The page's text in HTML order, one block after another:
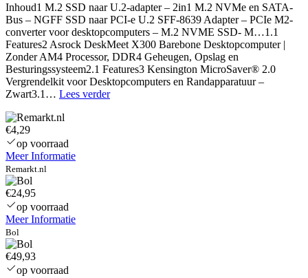
Inhoud1 M.2 SSD naar U.2-adapter – 2in1 M.2 NVMe en SATA-
Bus – NGFF SSD naar PCI-e U.2 SFF-8639 Adapter – PCIe M2-
converter voor desktopcomputers – M.2 NVME SSD- M…1.1
Features2 Asrock DeskMeet X300 Barebone Desktopcomputer |
Zonder AM4 Processor, DDR4 Geheugen, Opslag en
Besturingssysteem2.1 Features3 Kensington MicroSaver® 2.0
Vergrendelkit voor Desktopcomputers en Randapparatuur –
Zwart3.1… Lees verderHP
€4,29
op voorraad
Meer Informatie
Remarkt.nl
€24,95
op voorraad
Meer Informatie
Bol
€49,93
op voorraad